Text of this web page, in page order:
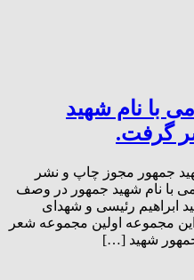
با نام شهید
گرفت.
جمهور مجوز چاپ و نشر
با نام شهید جمهور در وصف
ابراهیم رئیسی و شهدای
مجموعه اولین مجموعه شعر
شهید […]